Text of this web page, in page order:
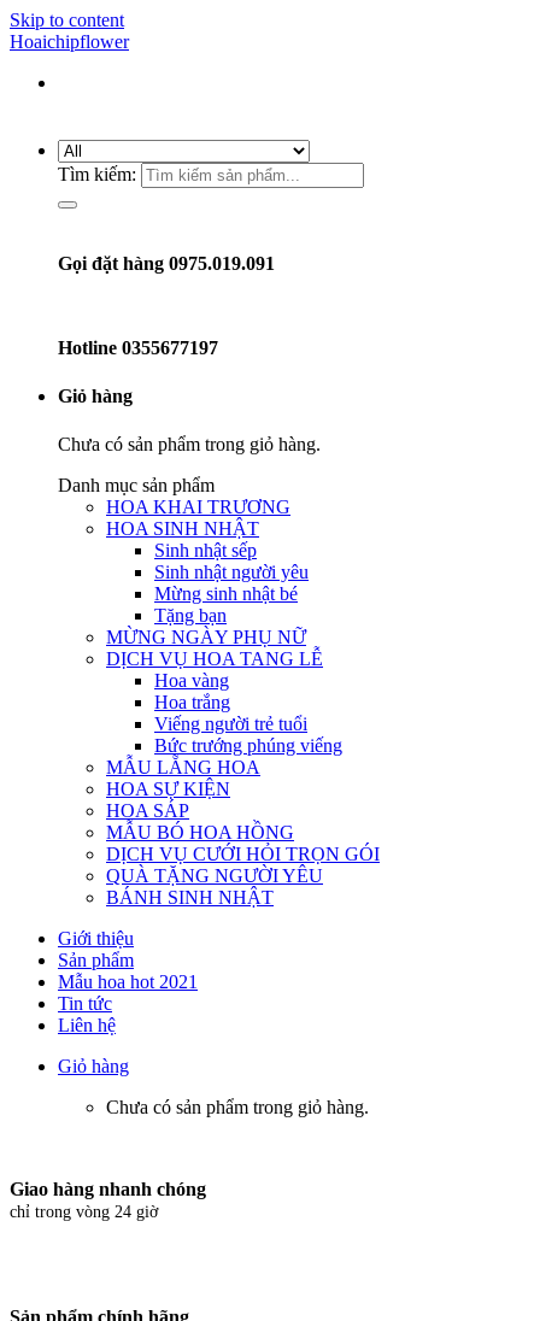
Skip to content
Hoaichipflower
Tìm kiếm:
Gọi đặt hàng 0975.019.091
Hotline 0355677197
Giỏ hàng
Chưa có sản phẩm trong giỏ hàng.
Danh mục sản phẩm
HOA KHAI TRƯƠNG
HOA SINH NHẬT
Sinh nhật sếp
Sinh nhật người yêu
Mừng sinh nhật bé
Tặng bạn
MỪNG NGÀY PHỤ NỮ
DỊCH VỤ HOA TANG LỄ
Hoa vàng
Hoa trắng
Viếng người trẻ tuổi
Bức trướng phúng viếng
MẪU LẴNG HOA
HOA SỰ KIỆN
HOA SÁP
MẪU BÓ HOA HỒNG
DỊCH VỤ CƯỚI HỎI TRỌN GÓI
QUÀ TẶNG NGƯỜI YÊU
BÁNH SINH NHẬT
Giới thiệu
Sản phẩm
Mẫu hoa hot 2021
Tin tức
Liên hệ
Giỏ hàng
Chưa có sản phẩm trong giỏ hàng.
Giao hàng nhanh chóng
chỉ trong vòng 24 giờ
Sản phẩm chính hãng